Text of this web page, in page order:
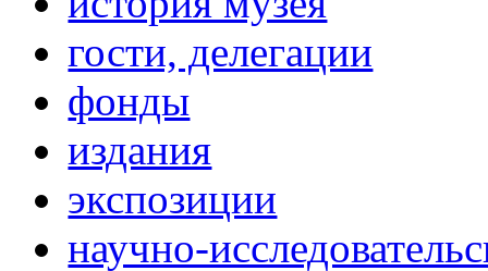
гости, делегации
фонды
издания
экспозиции
научно-